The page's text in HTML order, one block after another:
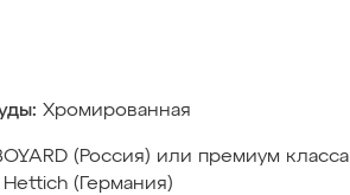
Хромированная
(Россия) или премиум класса
Hettich (Германия)